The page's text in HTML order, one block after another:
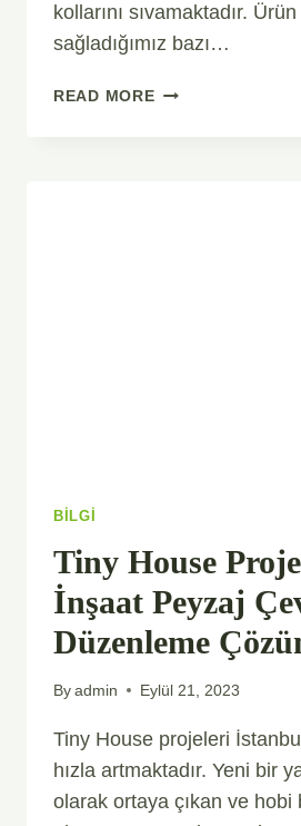
kollarını sıvamaktadır.
sağladığımız bazı…
READ MORESARIYER
BILGI
Tiny House
İnşaat Peyzaj
Düzenleme
Byadmin Eylül 21, 2023
Tiny House projeleri
hızla artmaktadır. Yeni bir
olarak ortaya çıkan ve hobi